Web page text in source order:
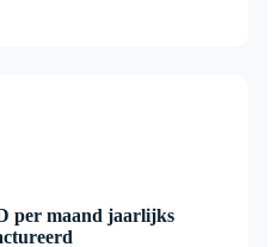
per maand jaarlijks